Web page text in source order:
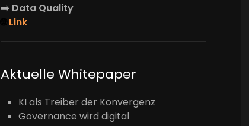
➡️ Data Quality
Link
Aktuelle Whitepaper
KI als Treiber der Konvergenz
Governance wird digital